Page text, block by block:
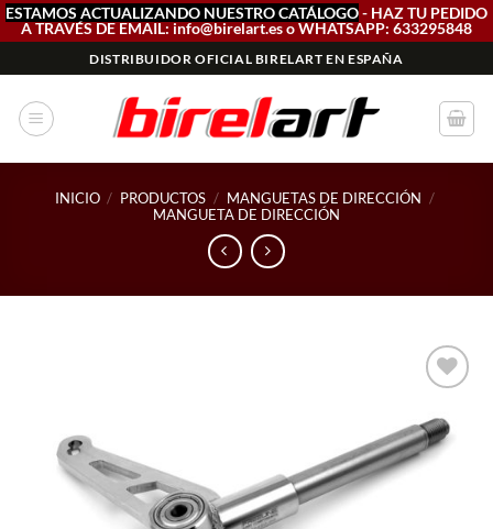
ESTAMOS ACTUALIZANDO NUESTRO CATÁLOGO- HAZ TU PEDIDO
A TRAVÉS DE EMAIL: info@birelart.es o WHATSAPP: 633295848
al
contenido
DISTRIBUIDOR OFICIAL BIRELART EN ESPAÑA
INICIO / PRODUCTOS / MANGUETAS DE DIRECCIÓN /
MANGUETA DE DIRECCIÓN
wishlist